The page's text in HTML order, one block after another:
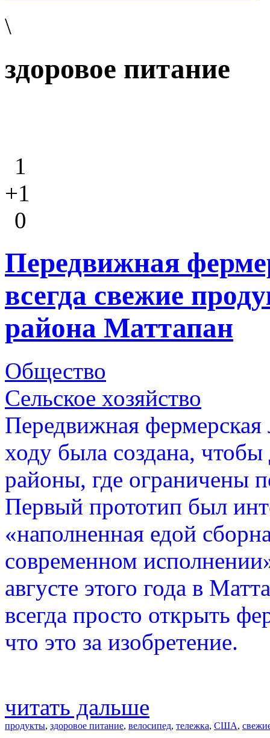
\
здоровое питание
1
+1
0
Передвижная
всегда свежие
района Маттапан
Общество
Сельское хозяйство
Передвижная фермерская
ходу была создана,
районы, где ограничены
Первый прототип был
«наполненная едой
современном
августе этого года в
всегда просто открыть
что это за изобретение.
читать дальше
продукты, здоровое питание, велосипед, тележка, США,